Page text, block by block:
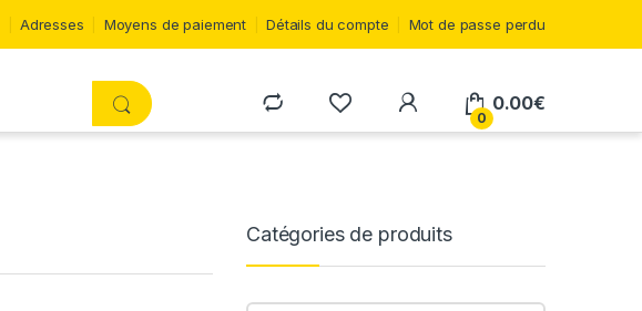
Adresses Moyens de paiement Détails du compte Mot de passe perdu
0
0.00€
Catégories de produits